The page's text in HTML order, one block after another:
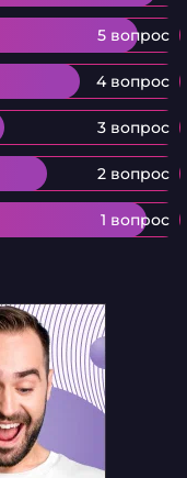
5 вопрос
4 вопрос
3 вопрос
2 вопрос
1 вопрос